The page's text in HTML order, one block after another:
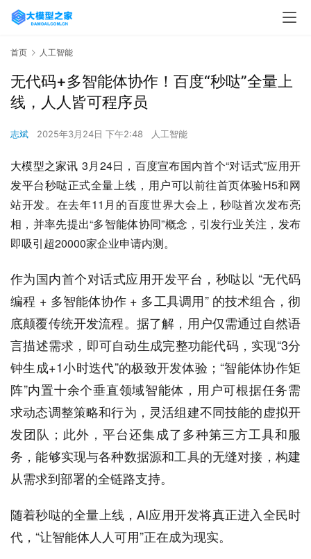
首页 人工智能
无代码+多智能体协作！百度“秒哒”全量上
线，人人皆可程序员
志斌 2025年3月24日 下午2:48 人工智能
大模型之家讯 3月24日，百度宣布国内首个“对话式”应用开
发平台秒哒正式全量上线， 用户可以前往首页体验H5和网
站开发。在去年11月的百度世界大会上，秒哒首次发布亮
相，并率先提出“多智能体协同”概念，引发行业关注，发布
即吸引超20000家企业申请内测。
作为国内首个对话式应用开发平台，秒哒以 “无代码
编程 + 多智能体协作 + 多工具调用” 的技术组合，彻
底颠覆传统开发流程。据了解，用户仅需通过自然语
言描述需求，即可自动生成完整功能代码，实现“3分
钟生成+1小时迭代”的极致开发体验；“智能体协作矩
阵”内置十余个垂直领域智能体，用户可根据任务需
求动态调整策略和行为，灵活组建不同技能的虚拟开
发团队；此外，平台还集成了多种第三方工具和服
务，能够实现与各种数据源和工具的无缝对接，构建
从需求到部署的全链路支持。
随着秒哒的全量上线，AI应用开发将真正进入全民时
代，“让智能体人人可用”正在成为现实。